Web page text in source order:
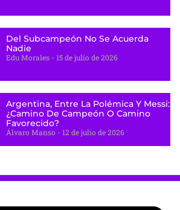
Del Subcampeón No Se Acuerda
Nadie
Edu Morales 15 de julio de 2026
Argentina, Entre La Polémica Y Messi:
¿camino De Campeón O Camino
Favorecido?
Álvaro Manso 12 de julio de 2026